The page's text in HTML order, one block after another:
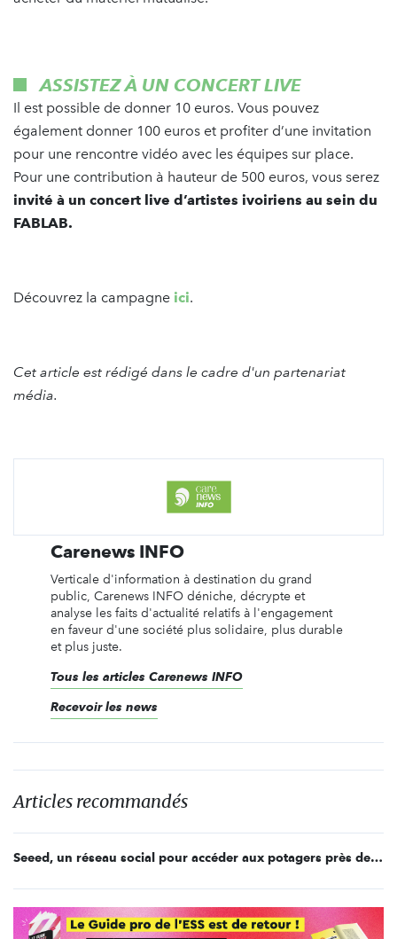
ASSISTEZ À UN CONCERT LIVE
Il est possible de donner 10 euros. Vous pouvez
également donner 100 euros et profiter d’une invitation
pour une rencontre vidéo avec les équipes sur place.
Pour une contribution à hauteur de 500 euros, vous serez
invité à un concert live d’artistes ivoiriens au sein du
FABLAB.
Découvrez la campagne ici.
Cet article est rédigé dans le cadre d'un partenariat
média.
Carenews INFO
Verticale d'information à destination du grand
public, Carenews INFO déniche, décrypte et
analyse les faits d'actualité relatifs à l'engagement
en faveur d'une société plus solidaire, plus durable
et plus juste.
Tous les articles Carenews INFO
Recevoir les news
Articles recommandés
Seeed, un réseau social pour accéder aux potagers près de chez vous